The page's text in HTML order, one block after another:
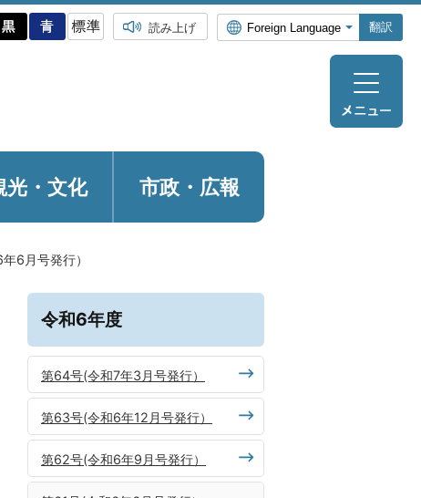
読み上げ 翻訳
光・ 文化 市政・広報
6月号発行）
令和6年度
第64号(令和7年3月号発行）
第63号(令和6年12月号発行）
第62号(令和6年9月号発行）